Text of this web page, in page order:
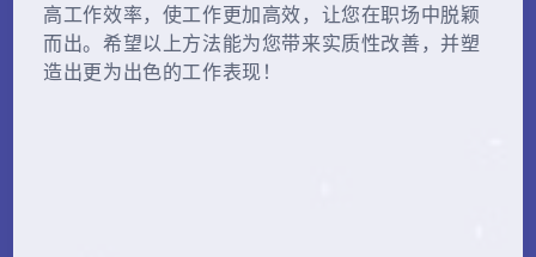
高工作效率，使工作更加高效，让您在职场中脱颖
而出。希望以上方法能为您带来实质性改善，并塑
造出更为出色的工作表现！